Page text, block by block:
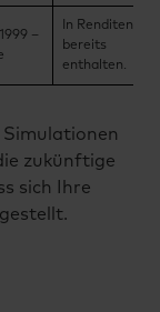
–
In Renditen
bereits
enthalten.
zukünftige
sich Ihre